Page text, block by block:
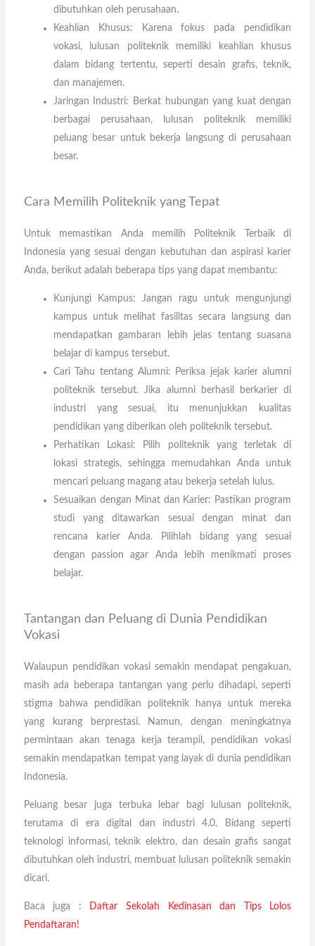
dibutuhkan oleh perusahaan.
Keahlian Khusus: Karena fokus pada pendidikan
vokasi, lulusan politeknik memiliki keahlian khusus
dalam bidang tertentu, seperti desain grafis, teknik,
dan manajemen.
Jaringan Industri: Berkat hubungan yang kuat dengan
berbagai perusahaan, lulusan politeknik memiliki
peluang besar untuk bekerja langsung di perusahaan
besar.
Cara Memilih Politeknik yang Tepat
Untuk memastikan Anda memilih Politeknik Terbaik di
Indonesia yang sesuai dengan kebutuhan dan aspirasi karier
Anda, berikut adalah beberapa tips yang dapat membantu:
Kunjungi Kampus: Jangan ragu untuk mengunjungi
kampus untuk melihat fasilitas secara langsung dan
mendapatkan gambaran lebih jelas tentang suasana
belajar di kampus tersebut.
Cari Tahu tentang Alumni: Periksa jejak karier alumni
politeknik tersebut. Jika alumni berhasil berkarier di
industri yang sesuai, itu menunjukkan kualitas
pendidikan yang diberikan oleh politeknik tersebut.
Perhatikan Lokasi: Pilih politeknik yang terletak di
lokasi strategis, sehingga memudahkan Anda untuk
mencari peluang magang atau bekerja setelah lulus.
Sesuaikan dengan Minat dan Karier: Pastikan program
studi yang ditawarkan sesuai dengan minat dan
rencana karier Anda. Pilihlah bidang yang sesuai
dengan passion agar Anda lebih menikmati proses
belajar.
Tantangan dan Peluang di Dunia Pendidikan
Vokasi
Walaupun pendidikan vokasi semakin mendapat pengakuan,
masih ada beberapa tantangan yang perlu dihadapi, seperti
stigma bahwa pendidikan politeknik hanya untuk mereka
yang kurang berprestasi. Namun, dengan meningkatnya
permintaan akan tenaga kerja terampil, pendidikan vokasi
semakin mendapatkan tempat yang layak di dunia pendidikan
Indonesia.
Peluang besar juga terbuka lebar bagi lulusan politeknik,
terutama di era digital dan industri 4.0. Bidang seperti
teknologi informasi, teknik elektro, dan desain grafis sangat
dibutuhkan oleh industri, membuat lulusan politeknik semakin
dicari.
Baca juga : Daftar Sekolah Kedinasan dan Tips Lolos
Pendaftaran!